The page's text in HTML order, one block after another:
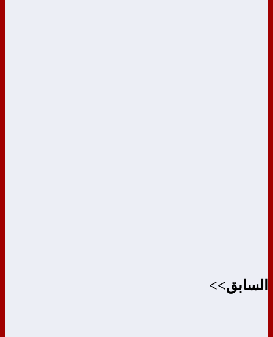
السابق>>